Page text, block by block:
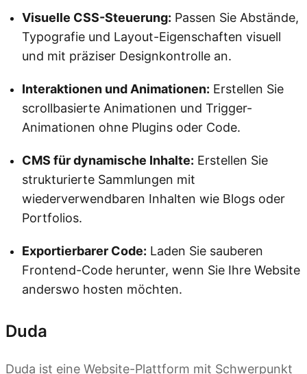
Visuelle CSS-Steuerung: Passen Sie Abstände,
Typografie und Layout-Eigenschaften visuell
und mit präziser Designkontrolle an.
Interaktionen und Animationen: Erstellen Sie
scrollbasierte Animationen und Trigger-
Animationen ohne Plugins oder Code.
CMS für dynamische Inhalte: Erstellen Sie
strukturierte Sammlungen mit
wiederverwendbaren Inhalten wie Blogs oder
Portfolios.
Exportierbarer Code: Laden Sie sauberen
Frontend-Code herunter, wenn Sie Ihre Website
anderswo hosten möchten.
Duda
Duda ist eine Website-Plattform mit Schwerpunkt